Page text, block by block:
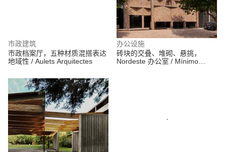
市政建筑
市政档案厅，五种材质混搭表达
地域性 / Aulets Arquitectes
办公设施
砖块的交叠、堆砌、悬挑，
Nordeste 办公室 / Mínimo